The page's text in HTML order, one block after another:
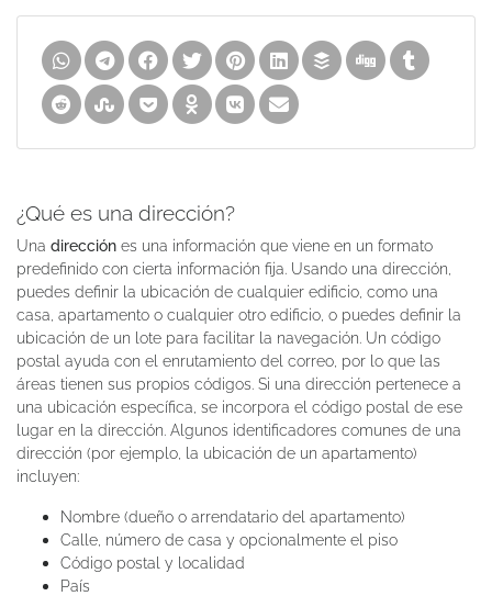
¿Qué es una dirección?
Una dirección es una información que viene en un formato
predefinido con cierta información fija. Usando una dirección,
puedes definir la ubicación de cualquier edificio, como una
casa, apartamento o cualquier otro edificio, o puedes definir la
ubicación de un lote para facilitar la navegación. Un código
postal ayuda con el enrutamiento del correo, por lo que las
áreas tienen sus propios códigos. Si una dirección pertenece a
una ubicación específica, se incorpora el código postal de ese
lugar en la dirección. Algunos identificadores comunes de una
dirección (por ejemplo, la ubicación de un apartamento)
incluyen:
Nombre (dueño o arrendatario del apartamento)
Calle, número de casa y opcionalmente el piso
Código postal y localidad
País